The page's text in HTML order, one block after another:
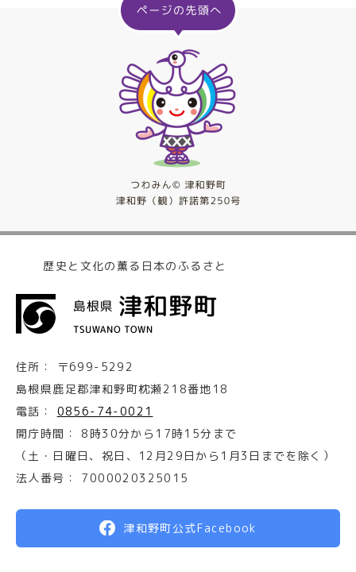
歴史と文化の薫る日本のふるさと
住所：
〒699-5292
島根県鹿足郡津和野町枕瀬218番地18
電話：
0856-74-0021
開庁時間：
8時30分から17時15分まで
（土・日曜日、祝日、12月29日から1月3日までを除く）
法人番号：
7000020325015
津和野町公式Facebook